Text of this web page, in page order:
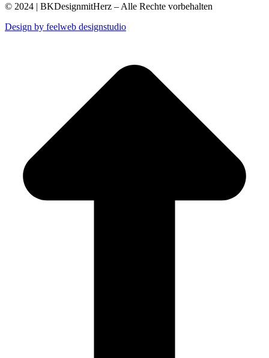
© 2024 | BKDesignmitHerz – Alle Rechte vorbehalten
Design by feelweb designstudio